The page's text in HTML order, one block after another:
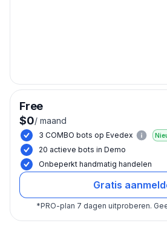
Free
$0/ maand
3 COMBO bots op Evedex
20 actieve bots in Demo
Onbeperkt handmatig handelen
Gratis
*PRO-plan 7 dagen uitproberen.